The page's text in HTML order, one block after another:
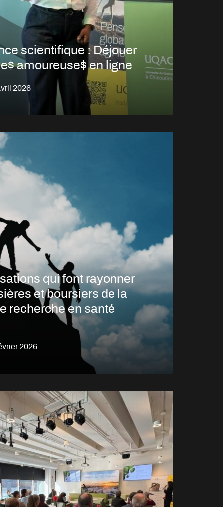
scientifique : Déjouer
amoureuse$ en ligne
2026
qui font rayonner
et boursiers de la
recherche en santé
2026